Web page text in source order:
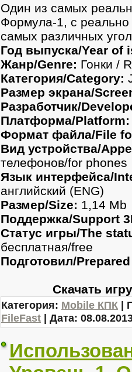
Один из самых
Формула-1, с
самых различных
Год выпуска/Year of
Жанр/Genre: Гонки /
Категория/Category:
Размер экрана/
Разработчик/
Платформа/Platform:
Формат файла/File
Вид устройства/
телефонов/for phones
Язык интерфейса/
английский (ENG)
Размер/Size: 1,14 Mb
Поддержка/Support
Статус игры/The
бесплатная/free
Подготовил/
Скачать
Категория: Mobile КПК |
FileFast | Дата: